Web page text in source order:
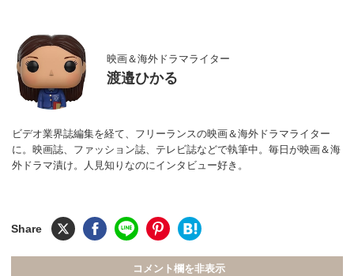
映画＆海外ドラマライター
渡邉ひかる
ビデオ業界誌編集を経て、フリーランスの映画＆海外ドラマライター
に。映画誌、ファッション誌、テレビ誌などで執筆中。毎日が映画＆海
外ドラマ漬け。人見知りなのにインタビュー好き。
コメント欄を非表示